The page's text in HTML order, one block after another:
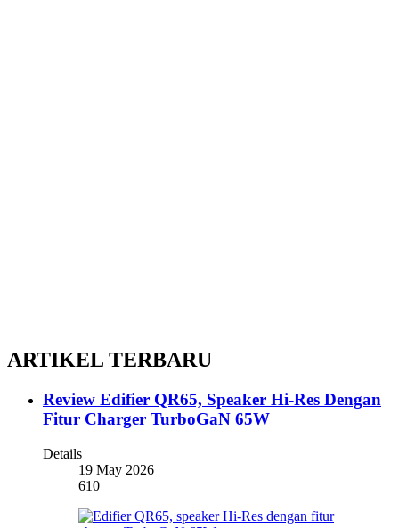
ARTIKEL TERBARU
Review Edifier QR65, Speaker Hi-Res Dengan
Fitur Charger TurboGaN 65W
Details
19 May 2026
610